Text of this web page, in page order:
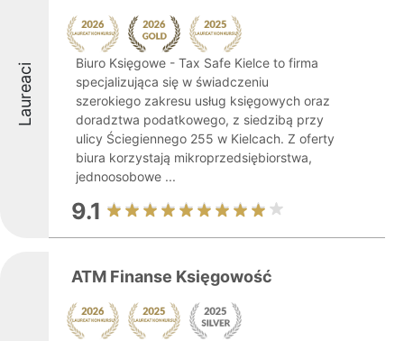
Laureaci
Biuro Księgowe - Tax Safe Kielce to firma
specjalizująca się w świadczeniu
szerokiego zakresu usług księgowych oraz
doradztwa podatkowego, z siedzibą przy
ulicy Ściegiennego 255 w Kielcach. Z oferty
biura korzystają mikroprzedsiębiorstwa,
jednoosobowe ...
9.1
ATM Finanse Księgowość